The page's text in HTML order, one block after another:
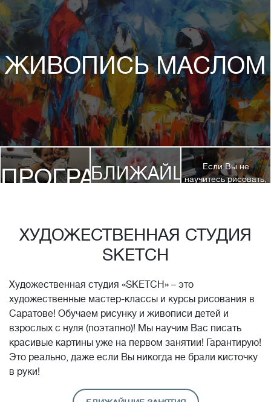
ЖИВОПИСЬ МАСЛОМ
ПРОГРАММЫ
БЛИЖАЙШИЕЕсли Вы не
научитесь рисовать,
стоимость обучения!*
ХУДОЖЕСТВЕННАЯ СТУДИЯ
SKETCH
Художественная студия «SKETCH» – это
художественные мастер-классы и курсы рисования в
Саратове! Обучаем рисунку и живописи детей и
взрослых с нуля (поэтапно)! Мы научим Вас писать
красивые картины уже на первом занятии! Гарантирую!
Это реально, даже если Вы никогда не брали кисточку
в руки!